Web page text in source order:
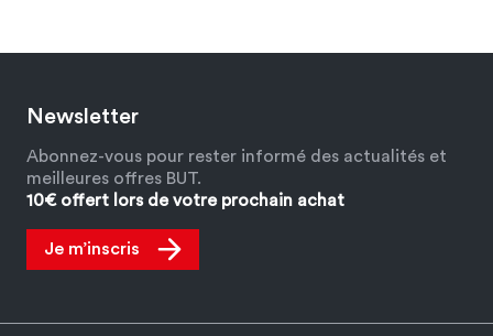
Newsletter
Abonnez-vous pour rester informé des actualités et
meilleures offres BUT.
10€ offert lors de votre prochain achat
Je m’inscris